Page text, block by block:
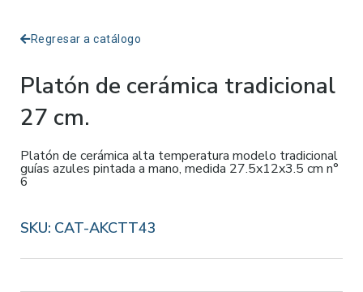
Regresar a catálogo
Platón de cerámica tradicional
27 cm.
Platón de cerámica alta temperatura modelo tradicional
guías azules pintada a mano, medida 27.5x12x3.5 cm n°
6
SKU: CAT-AKCTT43